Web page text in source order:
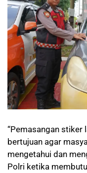
“Pemasangan stiker
bertujuan agar
mengetahui dan
Polri ketika